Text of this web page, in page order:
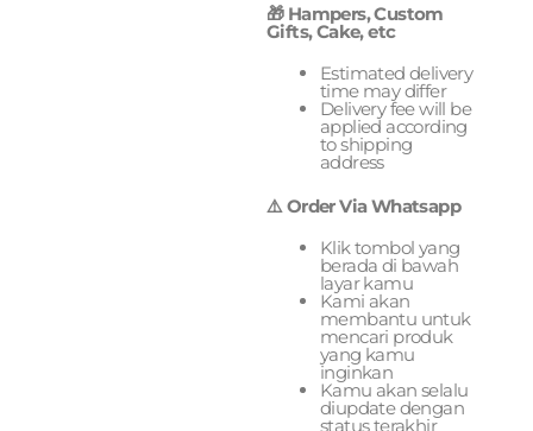
🎁 Hampers, Custom
Gifts, Cake, etc
Estimated delivery
time may differ
Delivery fee will be
applied according
to shipping
address
⚠️ Order Via Whatsapp
Klik tombol yang
berada di bawah
layar kamu
Kami akan
membantu untuk
mencari produk
yang kamu
inginkan
Kamu akan selalu
diupdate dengan
status terakhir